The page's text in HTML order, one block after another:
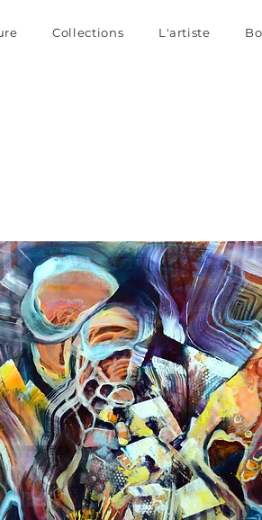
Collections L'artiste